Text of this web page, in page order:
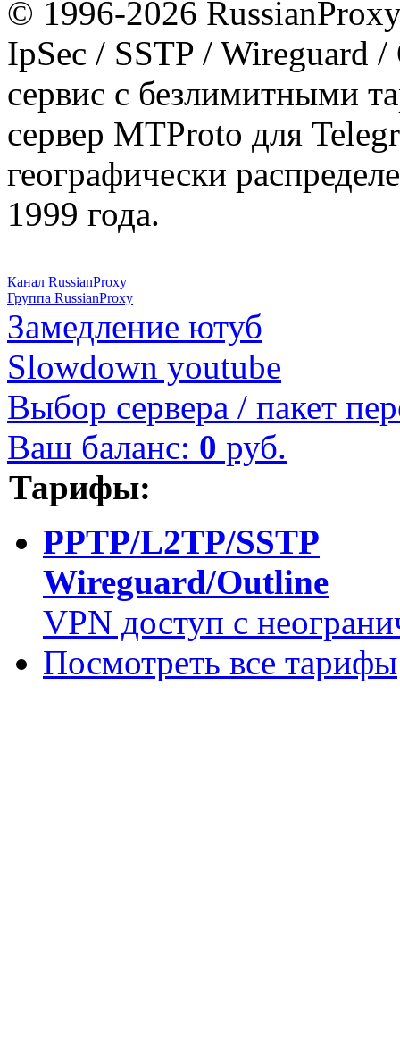
© 1996-2026
IpSec / SSTP / Wireguard
сервис с безлимитными
сервер MTProto для
географически
1999 года.
Канал RussianProxy
Группа RussianProxy
Замедление ютуб
Slowdown youtube
Выбор сервера / пакет
Ваш баланс: 0 руб.
Тарифы:
PPTP/L2TP/SSTP
Wireguard/Outline
VPN доступ с
Посмотреть все тарифы